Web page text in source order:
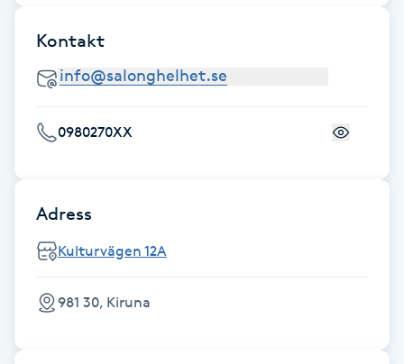
Gellack
Gellack med förstärkning
Gravidmassage
Gravidyoga
H
Kontakt
0980270XX
Adress
Kulturvägen 12A
981 30, Kiruna